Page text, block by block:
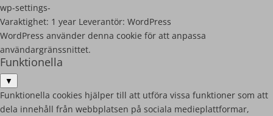
wp-settings-
Varaktighet: 1 year Leverantör: WordPress
WordPress använder denna cookie för att anpassa
användargränssnittet.
Funktionella
▼
Funktionella cookies hjälper till att utföra vissa funktioner som att
dela innehåll från webbplatsen på sociala medieplattformar,